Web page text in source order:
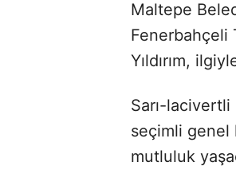
Maltepe
Fenerbahçeli
Yıldırım,
Sarı-
seçimli genel
mutluluk